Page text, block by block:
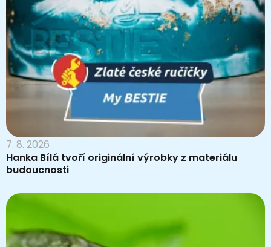
7. 8. 2026
Hanka Bílá tvoří originální výrobky z materiálu
budoucnosti